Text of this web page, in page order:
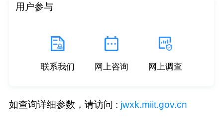
用户参与
联系我们 网上咨询 网上调查
如查询详细参数，请访问 : jwxk.miit.gov.cn